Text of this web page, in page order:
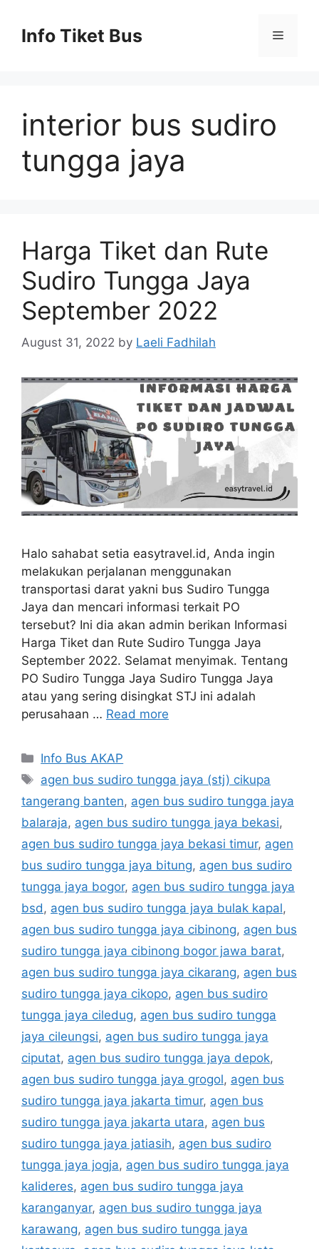
contentInfo Tiket Bus Menu
interior bus sudiro
tungga jaya
Harga Tiket dan Rute
Sudiro Tungga Jaya
September 2022
August 31, 2022 by Laeli Fadhilah
Halo sahabat setia easytravel.id, Anda ingin
melakukan perjalanan menggunakan
transportasi darat yakni bus Sudiro Tungga
Jaya dan mencari informasi terkait PO
tersebut? Ini dia akan admin berikan Informasi
Harga Tiket dan Rute Sudiro Tungga Jaya
September 2022. Selamat menyimak. Tentang
PO Sudiro Tungga Jaya Sudiro Tungga Jaya
atau yang sering disingkat STJ ini adalah
perusahaan … Read more
Categories
Info Bus AKAP
Tags
agen bus sudiro tungga jaya (stj) cikupa
tangerang banten, agen bus sudiro tungga jaya
balaraja, agen bus sudiro tungga jaya bekasi,
agen bus sudiro tungga jaya bekasi timur, agen
bus sudiro tungga jaya bitung, agen bus sudiro
tungga jaya bogor, agen bus sudiro tungga jaya
bsd , agen bus sudiro tungga jaya bulak kapal,
agen bus sudiro tungga jaya cibinong, agen bus
sudiro tungga jaya cibinong bogor jawa barat,
agen bus sudiro tungga jaya cikarang, agen bus
sudiro tungga jaya cikopo, agen bus sudiro
tungga jaya ciledug, agen bus sudiro tungga
jaya cileungsi, agen bus sudiro tungga jaya
ciputat, agen bus sudiro tungga jaya depok,
agen bus sudiro tungga jaya grogol, agen bus
sudiro tungga jaya jakarta timur, agen bus
sudiro tungga jaya jakarta utara, agen bus
sudiro tungga jaya jatiasih, agen bus sudiro
tungga jaya jogja, agen bus sudiro tungga jaya
kalideres, agen bus sudiro tungga jaya
karanganyar, agen bus sudiro tungga jaya
karawang, agen bus sudiro tungga jaya